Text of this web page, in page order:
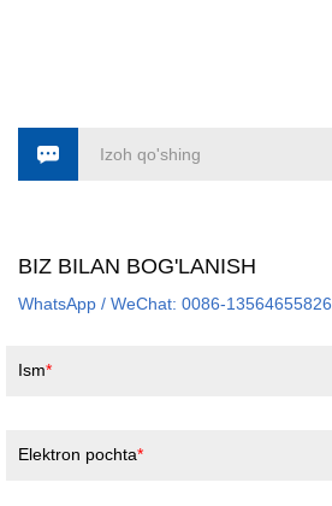
Izoh qo'shing
BIZ BILAN BOG'LANISH
WhatsApp / WeChat: 0086-13564655826
Ism
Elektron pochta